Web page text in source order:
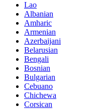
Lao
Albanian
Amharic
Armenian
Azerbaijani
Belarusian
Bengali
Bosnian
Bulgarian
Cebuano
Chichewa
Corsican